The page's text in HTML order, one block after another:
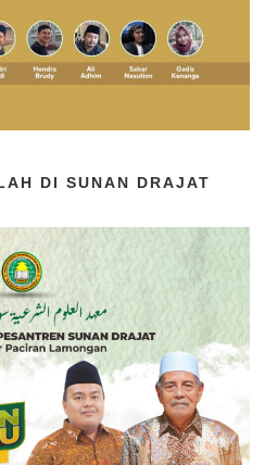
DI SUNAN DRAJAT